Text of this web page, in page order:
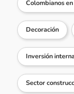
Colombianos
Decoración
Inversión
Sector